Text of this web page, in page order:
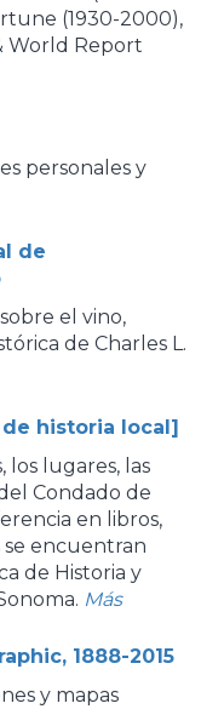
(1930-2000),
World Report
personales y
de
el vino,
de Charles L.
historia local]
los lugares, las
Condado de
en libros,
se encuentran
de Historia y
Más
1888-2015
y mapas